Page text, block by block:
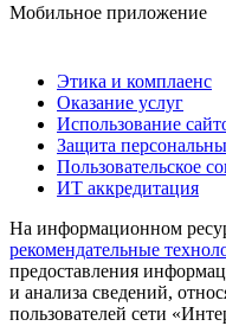
Мобильное приложение
Этика и комплаенс
Оказание услуг
Использование
Защита
Пользовательское
ИТ аккредитация
На информационном
рекомендательные
предоставления
и анализа сведений,
пользователей сети